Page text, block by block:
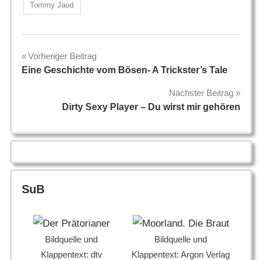
Tommy Jaud
Beitragsnavigation
Vorheriger Beitrag
Eine Geschichte vom Bösen- A Trickster’s Tale
Nächster Beitrag
Dirty Sexy Player – Du wirst mir gehören
SuB
Bildquelle und
Klappentext: dtv
Bildquelle und
Klappentext: Argon Verlag